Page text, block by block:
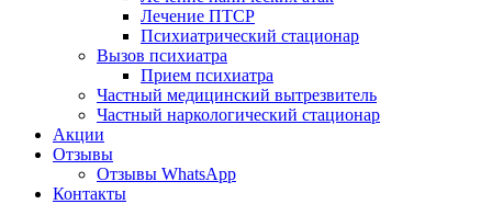
Лечение ПТСР
Психиатрический стационар
Вызов психиатра
Прием психиатра
Частный медицинский вытрезвитель
Частный наркологический стационар
Акции
Отзывы
Отзывы WhatsApp
Контакты